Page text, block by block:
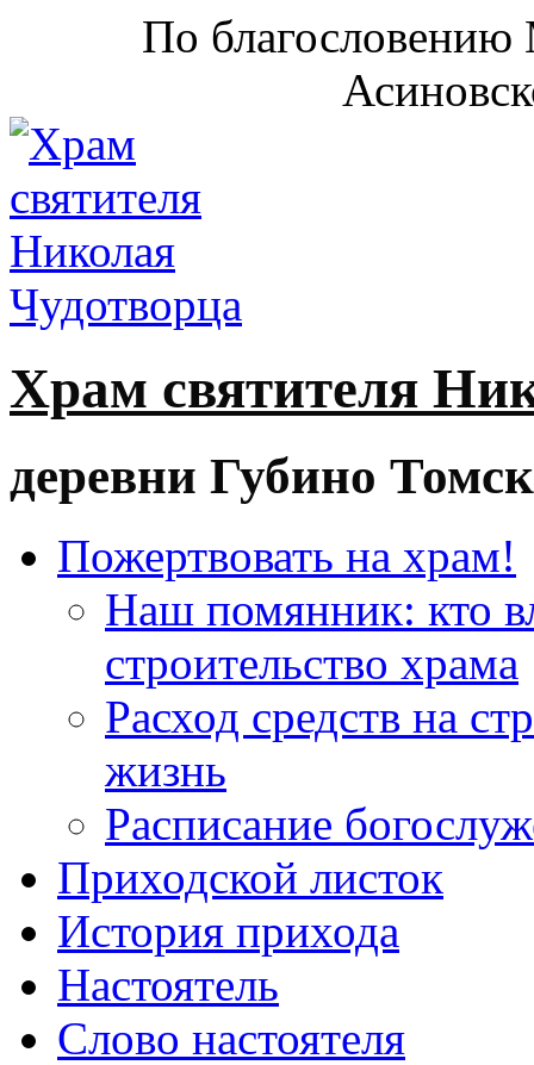
По благословению
Храм святителя
деревни Губино
Пожертвовать на храм!
Наш помянник: кто
строительство храма
Расход средств на
жизнь
Расписание
Приходской листок
История прихода
Настоятель
Слово настоятеля